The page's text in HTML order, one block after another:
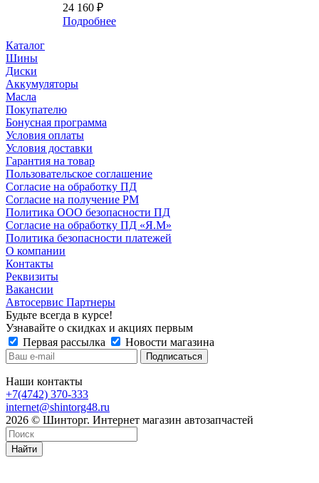
24 160 ₽
Подробнее
Каталог
Шины
Диски
Аккумуляторы
Масла
Покупателю
Бонусная программа
Условия оплаты
Условия доставки
Гарантия на товар
Пользовательское соглашение
Согласие на обработку ПД
Согласие на получение РМ
Политика ООО безопасности ПД
Согласие на обработку ПД «Я.М»
Политика безопасности платежей
О компании
Контакты
Реквизиты
Вакансии
Автосервис Партнеры
Будьте всегда в курсе!
Узнавайте о скидках и акциях первым
Первая рассылка
Новости магазина
Наши контакты
+7(4742) 370-333
internet@shintorg48.ru
2026 © Шинторг. Интернет магазин автозапчастей
Найти